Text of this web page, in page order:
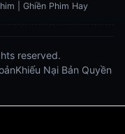
| Ghiền Phim Hay
reserved.
Khiếu Nại Bản Quyền